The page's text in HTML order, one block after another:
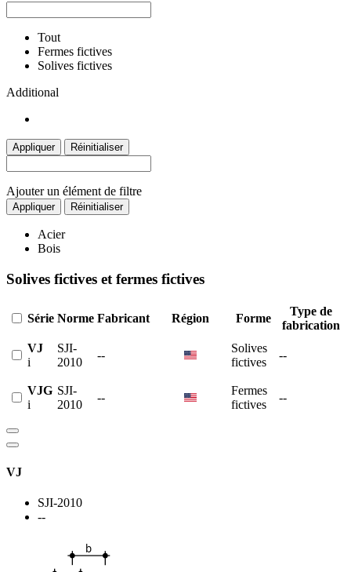
Tout
Fermes fictives
Solives fictives
Additional
Appliquer Réinitialiser
Ajouter un élément de filtre
Appliquer Réinitialiser
Acier
Bois
Solives fictives et fermes fictives
Série Norme Fabricant Région Forme
Type de
fabrication
VJ
i
SJI-
2010
--
Solives
fictives
--
VJG
i
SJI-
2010
--
Fermes
fictives
--
VJ
SJI-2010
--
b